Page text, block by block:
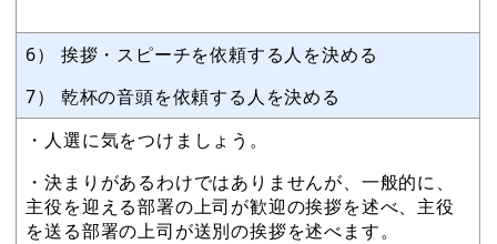
6） 挨拶・スピーチを依頼する人を決める
7） 乾杯の音頭を依頼する人を決める
・人選に気をつけましょう。
・決まりがあるわけではありませんが、一般的に、
主役を迎える部署の上司が歓迎の挨拶を述べ、主役
を送る部署の上司が送別の挨拶を述べます。